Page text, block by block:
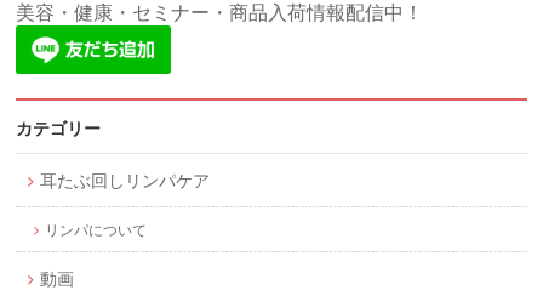
美容・健康・セミナー・商品入荷情報配信中！
カテゴリー
耳たぶ回しリンパケア
リンパについて
動画